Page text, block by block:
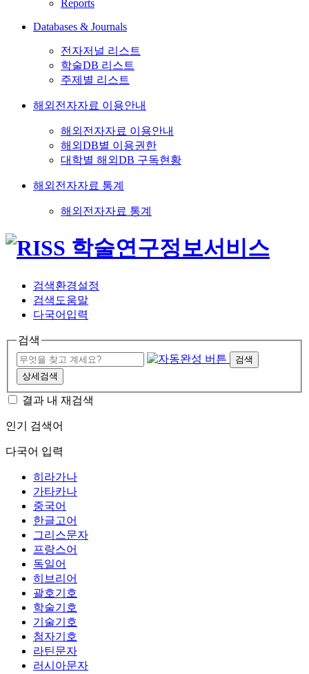
Reports
Databases & Journals
전자저널 리스트
학술DB 리스트
주제별 리스트
해외전자자료 이용안내
해외전자자료 이용안내
해외DB별 이용권한
대학별 해외DB 구독현황
해외전자자료 통계
해외전자자료 통계
검색환경설정
검색도움말
다국어입력
검색
검색
상세검색
결과 내 재검색
인기 검색어
다국어 입력
히라가나
가타카나
중국어
한글고어
그리스문자
프랑스어
독일어
히브리어
괄호기호
학술기호
기술기호
첨자기호
라틴문자
러시아문자